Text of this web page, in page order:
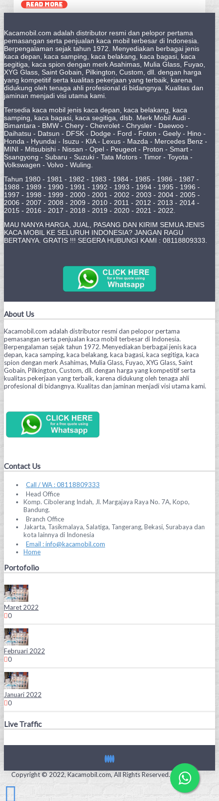
READ MORE
Kacamobil.com adalah distributor resmi dan pelopor pertama
pemasangan serta penjualan kaca mobil terbesar di Indonesia.
Berpengalaman sejak tahun 1972. Menyediakan berbagai jenis
kaca depan, kaca samping, kaca belakang, kaca bagasi, kaca
segitiga, kaca spion dengan merk Asahimas, Mulia Glass, Fuyao,
XYG Glass, Saint Gobain, Pilkington, Custom, dll. dengan harga
yang kompetitif serta kualitas pekerjaan yang terbaik, karena
didukung oleh tenaga ahli profesional di bidangnya. Kualitas dan
jaminan menjadi visi utama kami.
Tersedia kaca mobil jenis kaca depan, kaca belakang, kaca
samping, kaca bagasi, kaca segitiga, dlsb. Merk Mobil Audi -
Bimantara - BMW - Chery - Chevrolet - Chrysler - Daewoo -
Daihatsu - Datsun - DFSK - Dodge - Ford - Foton - Geely - Hino -
Honda - Hyundai - Isuzu - KIA - Lexus - Mazda - Mercedes Benz -
MINI - Mitsubishi - Nissan - Opel - Peugeot - Proton - Smart -
Ssangyong - Subaru - Suzuki - Tata Motors - Timor - Toyota -
Volkswagen - Volvo - Wuling.
Tahun 1980 - 1981 - 1982 - 1983 - 1984 - 1985 - 1986 - 1987 -
1988 - 1989 - 1990 - 1991 - 1992 - 1993 - 1994 - 1995 - 1996 -
1997 - 1998 - 1999 - 2000 - 2001 - 2002 - 2003 - 2004 - 2005 -
2006 - 2007 - 2008 - 2009 - 2010 - 2011 - 2012 - 2013 - 2014 -
2015 - 2016 - 2017 - 2018 - 2019 - 2020 - 2021 - 2022.
MAU NANYA HARGA, JUAL, PASANG DAN KIRIM SEMUA JENIS
KACA MOBIL KE SELURUH INDONESIA? JANGAN RAGU
BERTANYA. GRATIS !!! SEGERA HUBUNGI KAMI : 08118809333.
About Us
Kacamobil.com adalah distributor resmi dan pelopor pertama
pemasangan serta penjualan kaca mobil terbesar di Indonesia.
Berpengalaman sejak tahun 1972. Menyediakan berbagai jenis kaca
depan, kaca samping, kaca belakang, kaca bagasi, kaca segitiga, kaca
spion dengan merk Asahimas, Mulia Glass, Fuyao, XYG Glass, Saint
Gobain, Pilkington, Custom, dll. dengan harga yang kompetitif serta
kualitas pekerjaan yang terbaik, karena didukung oleh tenaga ahli
profesional di bidangnya. Kualitas dan jaminan menjadi visi utama kami.
Contact Us
Call / WA : 08118809333
Head Office
Komp. Cibolerang Indah, Jl. Margajaya Raya No. 7A, Kopo,
Bandung.
Branch Office
Jakarta, Tasikmalaya, Salatiga, Tangerang, Bekasi, Surabaya dan
kota lainnya di Indonesia
Email : info@kacamobil.com
Home
Portofolio
Maret 2022
0
Februari 2022
0
Januari 2022
0
Live Traffic
Copyright © 2022, Kacamobil.com, All Rights Reserved.